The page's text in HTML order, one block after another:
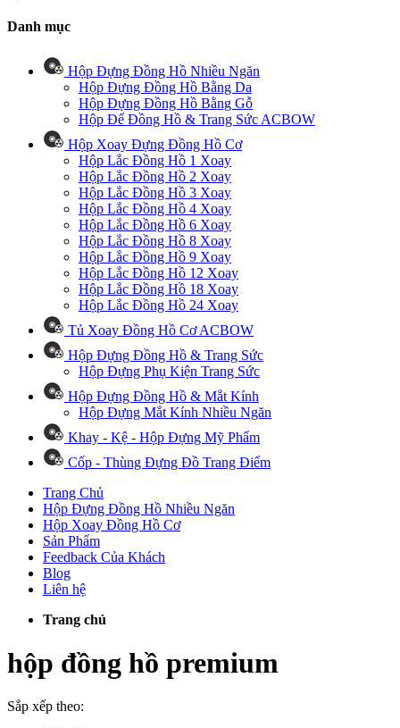
Danh mục
Hộp Đựng Đồng Hồ Nhiều Ngăn
Hộp Đựng Đồng Hồ Bằng Da
Hộp Đựng Đồng Hồ Bằng Gỗ
Hộp Để Đồng Hồ & Trang Sức ACBOW
Hộp Xoay Đựng Đồng Hồ Cơ
Hộp Lắc Đồng Hồ 1 Xoay
Hộp Lắc Đồng Hồ 2 Xoay
Hộp Lắc Đồng Hồ 3 Xoay
Hộp Lắc Đồng Hồ 4 Xoay
Hộp Lắc Đồng Hồ 6 Xoay
Hộp Lắc Đồng Hồ 8 Xoay
Hộp Lắc Đồng Hồ 9 Xoay
Hộp Lắc Đồng Hồ 12 Xoay
Hộp Lắc Đồng Hồ 18 Xoay
Hộp Lắc Đồng Hồ 24 Xoay
Tủ Xoay Đồng Hồ Cơ ACBOW
Hộp Đựng Đồng Hồ & Trang Sức
Hộp Đựng Phụ Kiện Trang Sức
Hộp Đựng Đồng Hồ & Mắt Kính
Hộp Đựng Mắt Kính Nhiều Ngăn
Khay - Kệ - Hộp Đựng Mỹ Phẩm
Cốp - Thùng Đựng Đồ Trang Điểm
Trang Chủ
Hộp Đựng Đồng Hồ Nhiều Ngăn
Hộp Xoay Đồng Hồ Cơ
Sản Phẩm
Feedback Của Khách
Blog
Liên hệ
Trang chủ
hộp đồng hồ premium
Sắp xếp theo: